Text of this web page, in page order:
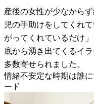
産後の女性が少なから
児の手助けをしてくれ
がってくれているだけ
底から湧き出てくるイ
多数寄せられました。
情緒不安定な時期は誰
ード